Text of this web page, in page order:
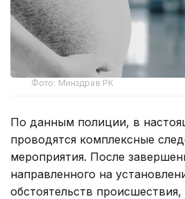
Фото: Минздрав РК
По данным полиции, в
проводятся комплексные
мероприятия. После
направленного на
обстоятельств